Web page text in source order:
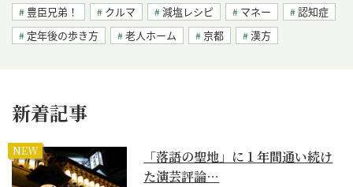
豊臣兄弟！ クルマ 減塩レシピ マネー
認知症
定年後の歩き方
老人ホーム 京都 漢方
新着記事
NEW
「落語の聖地」に１年間通い続け
た演芸評論…